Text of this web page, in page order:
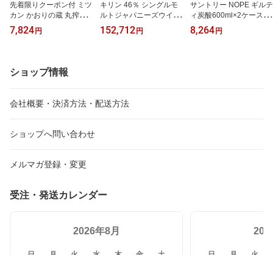
先着限りクーポン付 ミツ
カン かおりの蔵 丸搾り
ゆず500ml×1ケース（全
12本） 送料無料【co】
7,824 円
キリン 46％ シングルモ
ルトジャパニーズウイス
キー 富士700ml×2ケース
（全24本） 送料無料
152,712 円
サントリー NOPE ギルテ
ィ炭酸600ml×2ケース
（全48本）送料無料
8,264 円
ショップ情報
会社概要・決済方法・配送方法
ショップへ問い合わせ
メルマガ登録・変更
受注・発送カレンダー
2026年8月